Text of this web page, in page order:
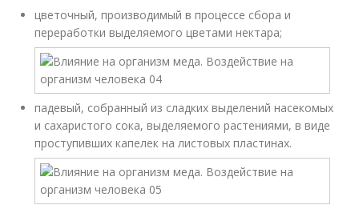
цветочный, производимый в процессе сбора и
переработки выделяемого цветами нектара;
падевый, собранный из сладких выделений насекомых
и сахаристого сока, выделяемого растениями, в виде
проступивших капелек на листовых пластинах.